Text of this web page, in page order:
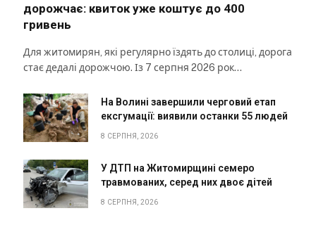
дорожчає: квиток уже коштує до 400
гривень
Для житомирян, які регулярно їздять до столиці, дорога
стає дедалі дорожчою. Із 7 серпня 2026 рок…
На Волині завершили черговий етап
ексгумації: виявили останки 55 людей
8 СЕРПНЯ, 2026
У ДТП на Житомирщині семеро
травмованих, серед них двоє дітей
8 СЕРПНЯ, 2026